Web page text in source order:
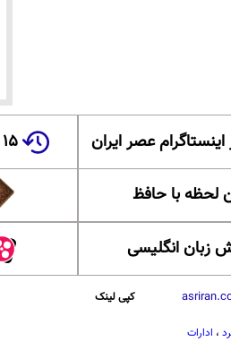
عصر ایران ۱۵ سال پیش در چنین روزی
لحظه با حافظ
زبان انگلیسی
کپی لینک
، ادارات